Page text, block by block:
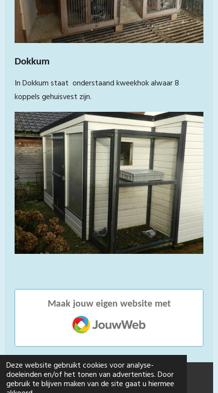
Deze website gebruikt cookies voor analyse-
doeleinden en/of het tonen van advertenties. Door
gebruik te blijven maken van de site gaat u hiermee
Dokkum
In Dokkum staat onderstaand kweekhok alwaar 8
koppels gehuisvest zijn.
Maak jouw eigen website met
JouwWeb
x © 2016 - 2024 Gebr-keekstra-fondduiven